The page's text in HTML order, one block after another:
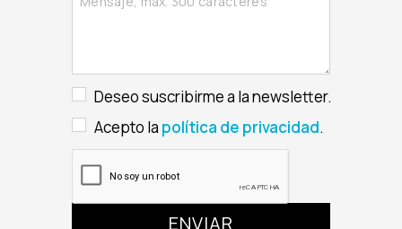
Deseo suscribirme a la newsletter.
Acepto la política de privacidad.